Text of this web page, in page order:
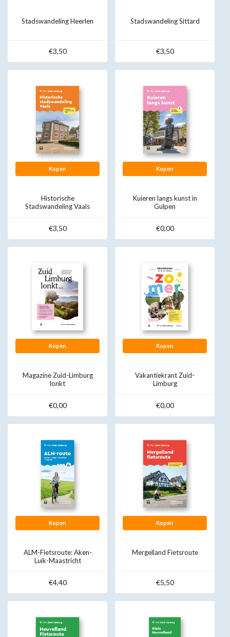
Stadswandeling Heerlen
€3,50
Stadswandeling Sittard
€3,50
Kopen
Historische
Stadswandeling Vaals
€3,50
Kopen
Kuieren langs kunst in
Gulpen
€0,00
Kopen
Magazine Zuid-Limburg
lonkt
€0,00
Kopen
Vakantiekrant Zuid-
Limburg
€0,00
Kopen
ALM-Fietsroute: Aken-
Luik-Maastricht
€4,40
Kopen
Mergelland Fietsroute
€5,50